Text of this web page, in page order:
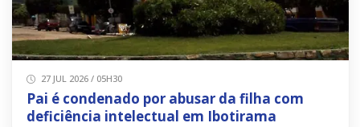
27 JUL 2026 / 05H30
Pai é condenado por abusar da filha com
deficiência intelectual em Ibotirama